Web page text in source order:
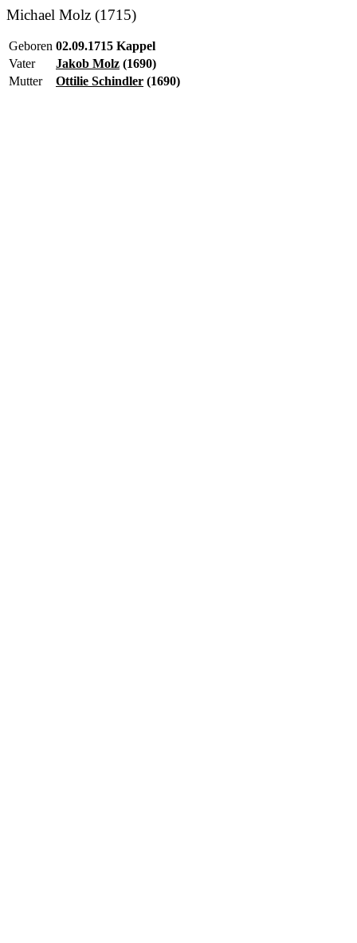
Michael Molz (1715)
Geboren 02.09.1715 Kappel
Vater
Jakob Molz (1690)
Mutter
Ottilie Schindler (1690)